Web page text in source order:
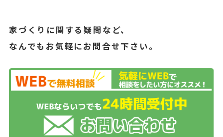
家づくりに関する疑問など、
なんでもお気軽にお問合せ下さい。